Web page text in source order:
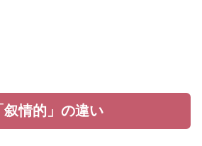
叙情的」の違い